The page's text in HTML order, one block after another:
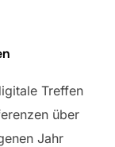
Treffen
über
Jahr